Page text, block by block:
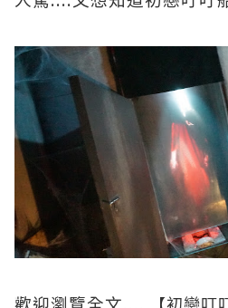
....
【初戀